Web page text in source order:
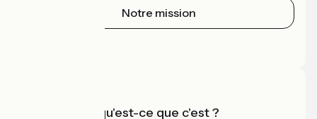
Notre mission
Accueil Vélo qu'est-ce que c'est ?